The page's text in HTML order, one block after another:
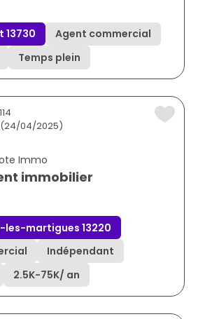
13730
Agent commercial
Temps plein
(24/04/2025)
Immo
immobilier
martigues 13220
Indépendant
2.5K-75K/ an